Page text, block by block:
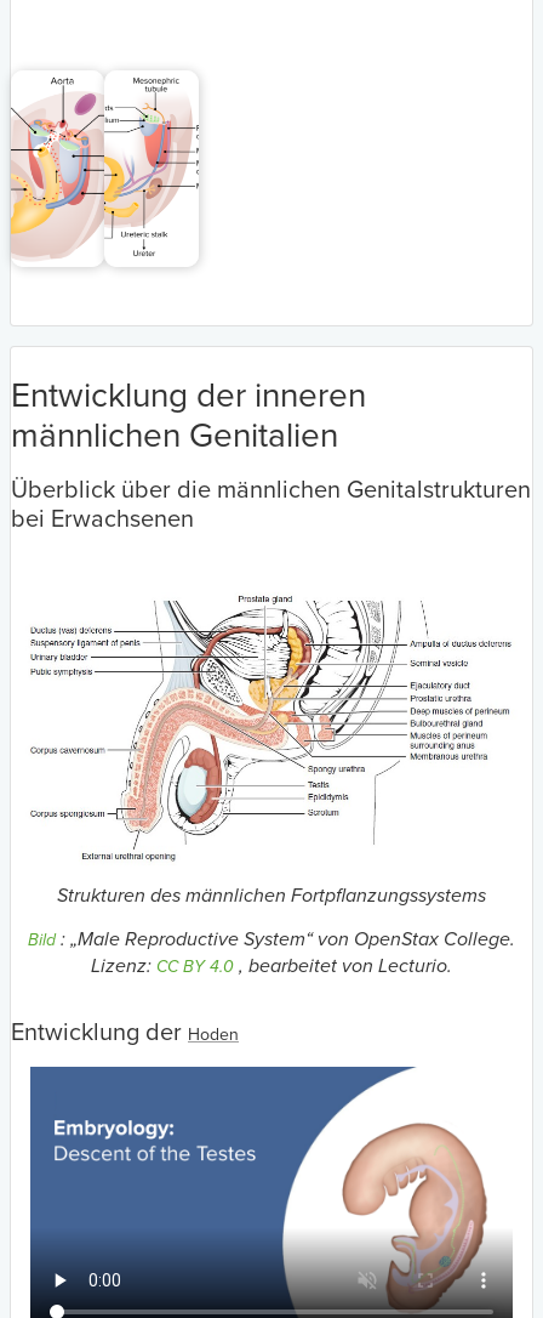
Entwicklung der inneren
männlichen Genitalien
Überblick über die männlichen Genitalstrukturen
bei Erwachsenen
Strukturen des männlichen Fortpflanzungssystems
Bild: „Male Reproductive System“ von OpenStax College.
Lizenz: CC BY 4.0 , bearbeitet von Lecturio.
Entwicklung der Hoden